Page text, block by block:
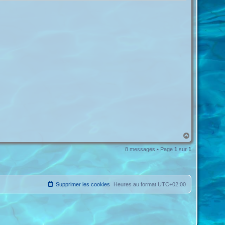
a
u
8 messages • Page 1 sur 1
Heures au format UTC+02:00
Supprimer les cookies